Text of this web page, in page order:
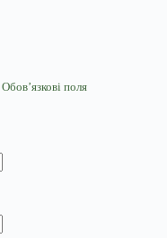
Обов’язкові поля